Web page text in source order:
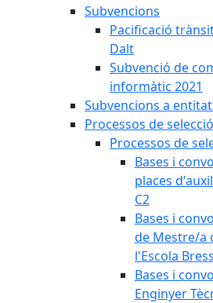
Subvencions
Pacificació
Dalt
Subvenció de
informàtic 2021
Subvencions a
Processos de
Processos de
Bases i
places
C2
Bases i
de Mestre/a
l'Escola
Bases i
Enginyer